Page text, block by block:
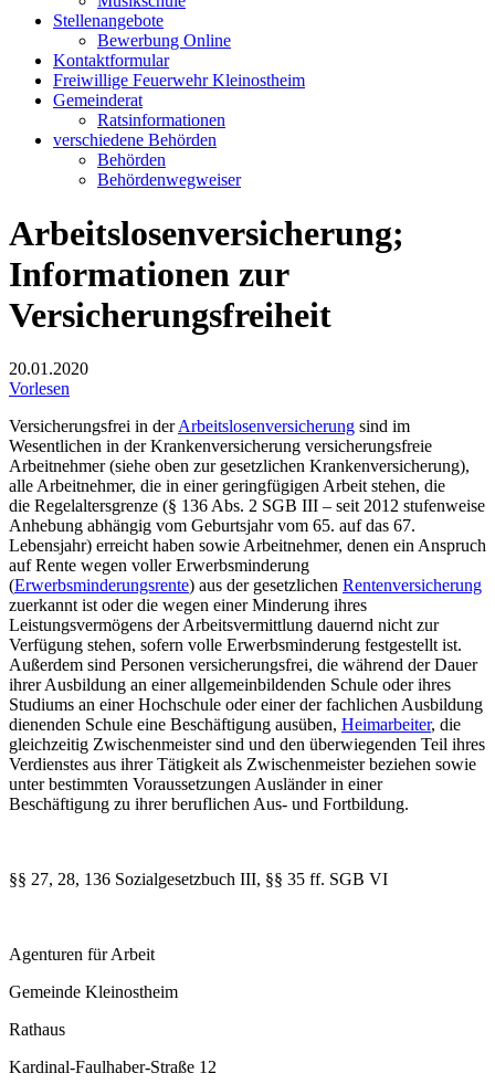
Stellenangebote
Bewerbung Online
Kontaktformular
Freiwillige Feuerwehr Kleinostheim
Gemeinderat
Ratsinformationen
verschiedene Behörden
Behörden
Behördenwegweiser
Arbeitslosenversicherung;
Informationen zur
Versicherungsfreiheit
20.01.2020
Vorlesen
Versicherungsfrei in derArbeitslosenversicherung sind im
Wesentlichen in der Krankenversicherung versicherungsfreie
Arbeitnehmer (siehe oben zur gesetzlichen Krankenversicherung),
alle Arbeitnehmer, die in einer geringfügigen Arbeit stehen, die
die Regelaltersgrenze (§ 136 Abs. 2 SGB III – seit 2012 stufenweise
Anhebung abhängig vom Geburtsjahr vom 65. auf das 67.
Lebensjahr) erreicht haben sowie Arbeitnehmer, denen ein Anspruch
auf Rente wegen voller Erwerbsminderung
(Erwerbsminderungsrente) aus der gesetzlichen Rentenversicherung
zuerkannt ist oder die wegen einer Minderung ihres
Leistungsvermögens der Arbeitsvermittlung dauernd nicht zur
Verfügung stehen, sofern volle Erwerbsminderung festgestellt ist.
Außerdem sind Personen versicherungsfrei, die während der Dauer
ihrer Ausbildung an einer allgemeinbildenden Schule oder ihres
Studiums an einer Hochschule oder einer der fachlichen Ausbildung
dienenden Schule eine Beschäftigung ausüben, Heimarbeiter, die
gleichzeitig Zwischenmeister sind und den überwiegenden Teil ihres
Verdienstes aus ihrer Tätigkeit als Zwischenmeister beziehen sowie
unter bestimmten Voraussetzungen Ausländer in einer
Beschäftigung zu ihrer beruflichen Aus- und Fortbildung.
§§ 27, 28, 136 Sozialgesetzbuch III, §§ 35 ff. SGB VI
Agenturen für Arbeit
Gemeinde Kleinostheim
Rathaus
Kardinal-Faulhaber-Straße 12